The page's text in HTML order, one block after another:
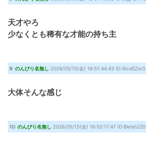
天才やろ
少なくとも稀有な才能の持ち主
9: のんびり名無し 2026/05/15(金) 16:51:44.43 ID:4IcdSZsr0
大体そんな感じ
10: のんびり名無し 2026/05/15(金) 16:52:17.47 ID:8lelsh2Z0